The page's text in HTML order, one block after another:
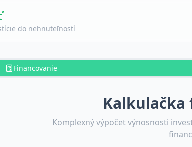
do nehnuteľností
Financovanie
Kalkulačka
Komplexný výpočet výnosnosti